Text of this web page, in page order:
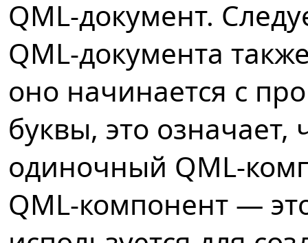
QML-документ.
QML-документа
оно начинается с
буквы, это означает,
одиночный QML-
QML-компонент —